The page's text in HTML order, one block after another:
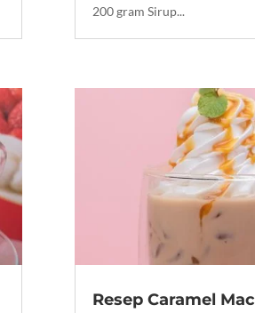
200 gram Sirup...
Resep Caramel